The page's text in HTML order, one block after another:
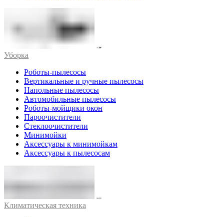
Уборка
Роботы-пылесосы
Вертикальные и ручные пылесосы
Напольные пылесосы
Автомобильные пылесосы
Роботы-мойщики окон
Пароочистители
Стеклоочистители
Минимойки
Аксессуары к минимойкам
Аксессуары к пылесосам
Климатическая техника